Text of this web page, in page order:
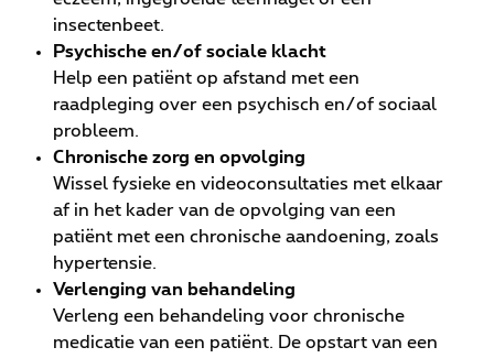
insectenbeet.
Psychische en/of sociale klacht
Help een patiënt op afstand met een
raadpleging over een psychisch en/of sociaal
probleem.
Chronische zorg en opvolging
Wissel fysieke en videoconsultaties met elkaar
af in het kader van de opvolging van een
patiënt met een chronische aandoening, zoals
hypertensie.
Verlenging van behandeling
Verleng een behandeling voor chronische
medicatie van een patiënt. De opstart van een